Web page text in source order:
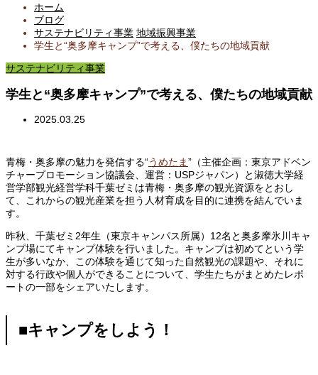
ホーム
ブログ
サステナビリティ事業 地域振興事業
学生と“奥多摩キャンプ”で考える、僕たちの地域貢献
サステナビリティ事業
学生と“奥多摩キャンプ”で考える、僕たちの地域貢献
2025.03.25
青梅・奥多摩の魅力を発信する“うめたま”（主催企画：東京アドベン
チャープロモーション協議会、運営：USPジャパン）と淑徳大学経
営学部観光経営学科千葉ゼミは青梅・奥多摩の観光資源をとおし
て、これからの観光産業を担う人材育成を目的に連携を結んでいま
す。
昨秋、千葉ゼミ2年生（東京キャンパス所属）12名と奥多摩氷川キャ
ンプ場にてキャンプ体験を行いました。キャンプは初めてという学
生が多いなか、この体験を通じて知った自然観光の課題や、それに
対する行政や個人ができることについて、学生たちがまとめたレポ
ートの一部をシェアいたします。
■キャンプをしよう！